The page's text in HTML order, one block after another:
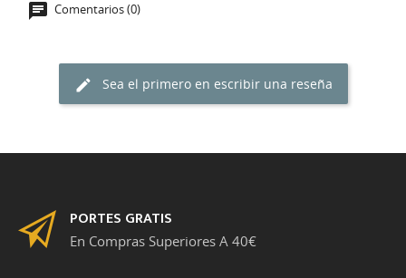
Comentarios (0)
Sea el primero en escribir una reseña
PORTES GRATIS
En Compras Superiores A 40€